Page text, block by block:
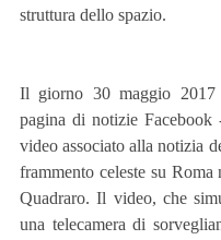
struttura dello spazio.
Il giorno 30 maggio
pagina di notizie Facebook
video associato alla notizia
frammento celeste su Roma
Quadraro. Il video, che
una telecamera di